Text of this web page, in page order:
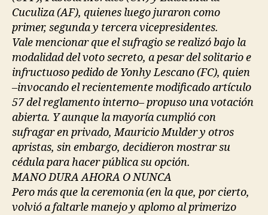
Cuculiza (AF), quienes luego juraron como
primer, segunda y tercera vicepresidentes.
Vale mencionar que el sufragio se realizó bajo la
modalidad del voto secreto, a pesar del solitario e
infructuoso pedido de Yonhy Lescano (FC), quien
–invocando el recientemente modificado artículo
57 del reglamento interno– propuso una votación
abierta. Y aunque la mayoría cumplió con
sufragar en privado, Mauricio Mulder y otros
apristas, sin embargo, decidieron mostrar su
cédula para hacer pública su opción.
MANO DURA AHORA O NUNCA
Pero más que la ceremonia (en la que, por cierto,
volvió a faltarle manejo y aplomo al primerizo